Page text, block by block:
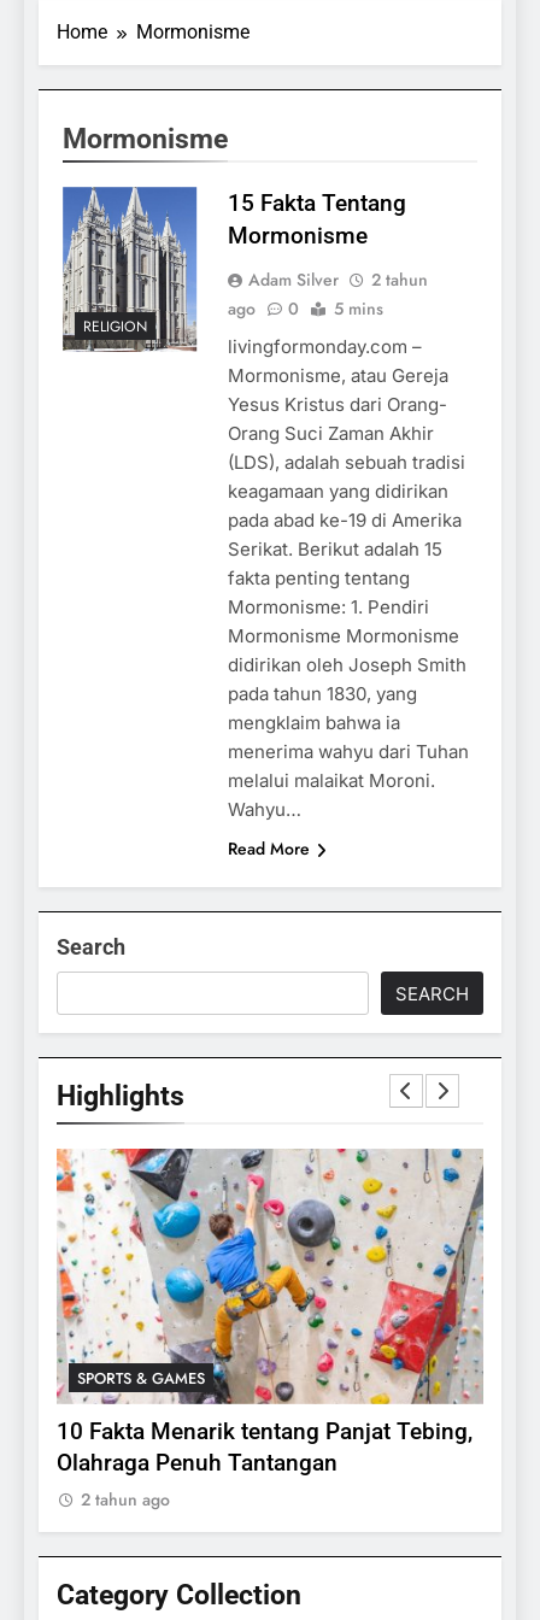
Home Mormonisme
Mormonisme
RELIGION
15 Fakta Tentang
Mormonisme
Adam Silver
2 tahun
ago
0 5 mins
livingformonday.com –
Mormonisme, atau Gereja
Yesus Kristus dari Orang-
Orang Suci Zaman Akhir
(LDS), adalah sebuah tradisi
keagamaan yang didirikan
pada abad ke-19 di Amerika
Serikat. Berikut adalah 15
fakta penting tentang
Mormonisme: 1. Pendiri
Mormonisme Mormonisme
didirikan oleh Joseph Smith
pada tahun 1830, yang
mengklaim bahwa ia
menerima wahyu dari Tuhan
melalui malaikat Moroni.
Wahyu…
Read More
Search
SEARCH
Highlights
SPORTS & GAMES
10 Fakta Menarik tentang Panjat Tebing,
Olahraga Penuh Tantangan
2 tahun ago
Category Collection